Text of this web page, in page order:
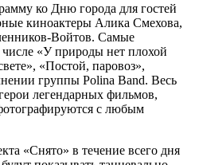
ко Дню города для гостей
киноактеры Алика Смехова,
Войтов. Самые
«У природы нет плохой
«Постой, паровоз»,
группы Polina Band. Весь
легендарных фильмов,
с любым
«Снято» в течение всего дня